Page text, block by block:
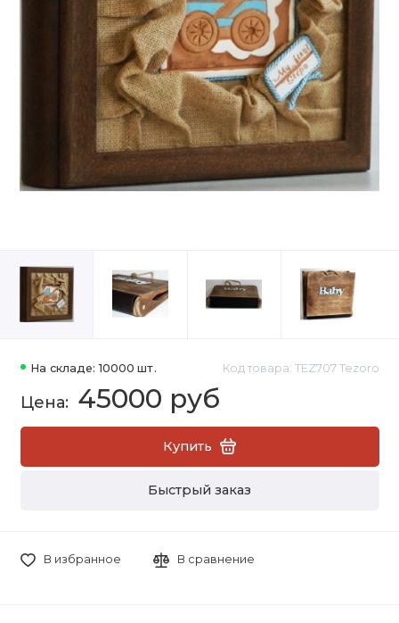
На складе: 10000 шт. Код товара: TEZ707 Tezoro
45000 руб
Купить
Быстрый заказ
В избранное В сравнение